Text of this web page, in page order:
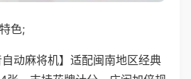
色;
自动麻将机】适配闽南地区经典